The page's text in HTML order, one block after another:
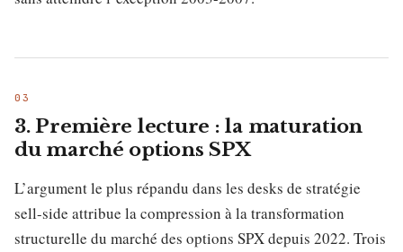
3. Première lecture : la maturation
du marché options SPX
L’argument le plus répandu dans les desks de stratégie
sell-side attribue la compression à la transformation
structurelle du marché des options SPX depuis 2022. Trois